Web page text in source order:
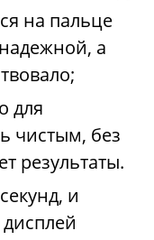
на пальце
а
для
чистым, без
результаты.
и